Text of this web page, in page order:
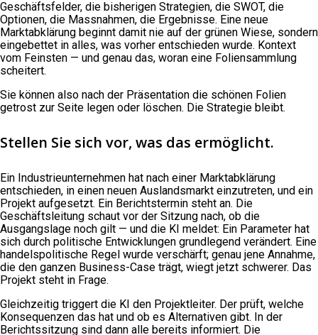
Geschäftsfelder, die bisherigen Strategien, die SWOT, die
Optionen, die Massnahmen, die Ergebnisse. Eine neue
Marktabklärung beginnt damit nie auf der grünen Wiese, sondern
eingebettet in alles, was vorher entschieden wurde. Kontext
vom Feinsten — und genau das, woran eine Foliensammlung
scheitert.
Sie können also nach der Präsentation die schönen Folien
getrost zur Seite legen oder löschen. Die Strategie bleibt.
Stellen Sie sich vor, was das ermöglicht.
Ein Industrieunternehmen hat nach einer Marktabklärung
entschieden, in einen neuen Auslandsmarkt einzutreten, und ein
Projekt aufgesetzt. Ein Berichtstermin steht an. Die
Geschäftsleitung schaut vor der Sitzung nach, ob die
Ausgangslage noch gilt — und die KI meldet: Ein Parameter hat
sich durch politische Entwicklungen grundlegend verändert. Eine
handelspolitische Regel wurde verschärft; genau jene Annahme,
die den ganzen Business-Case trägt, wiegt jetzt schwerer. Das
Projekt steht in Frage.
Gleichzeitig triggert die KI den Projektleiter. Der prüft, welche
Konsequenzen das hat und ob es Alternativen gibt. In der
Berichtssitzung sind dann alle bereits informiert. Die